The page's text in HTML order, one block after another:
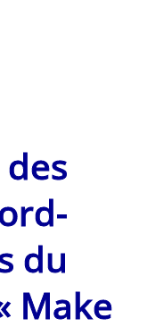
du
Make